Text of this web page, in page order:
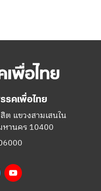
แขวงสามเสนใน
หานคร 10400
TwitterYouTube
รรคเพื่อไทย